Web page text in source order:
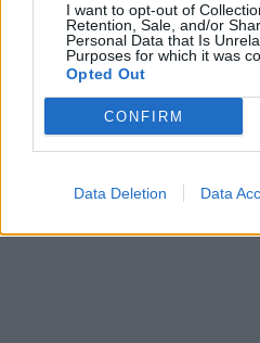
I want to opt-out of
Retention, Sale, and/or
Personal Data that Is
Purposes for which it was
Opted Out
CONFIRM
Data Deletion Data